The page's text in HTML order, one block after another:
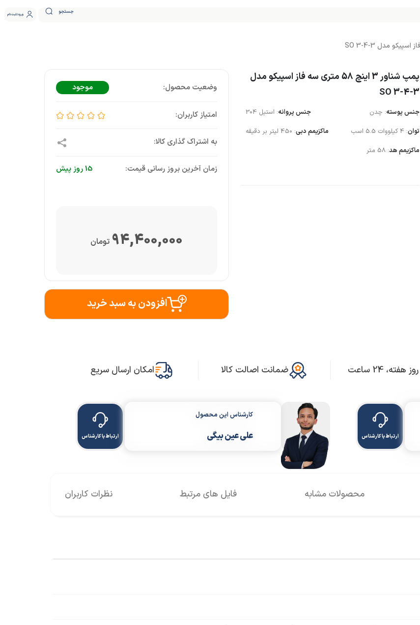
جستجو ورود ثبت نام
پمپ شناور 3 اینچ 58 متری سه فاز اسپیکو مدل
SO 3-4-3
جنس پوسته: چدن جنس پروانه: استیل 304
توان: 4 کیلووات 5.5 اسب ماکزیمم دبی: 450 لیتر بر دقیقه
ماکزیمم هد: 58 متر
موجود
زمان آخرین بروز رسانی قیمت: 15 روز پیش
94,400,000 تومان
افزودن به سبد خرید
ضمانت اصالت کالا امکان ارسال سریع
ارتباط با کارشناس
کارشناس این محصول
علی عین بیگی ارتباط با کارشناس
محصولات مشابه فایل های مرتبط نظرات کاربران